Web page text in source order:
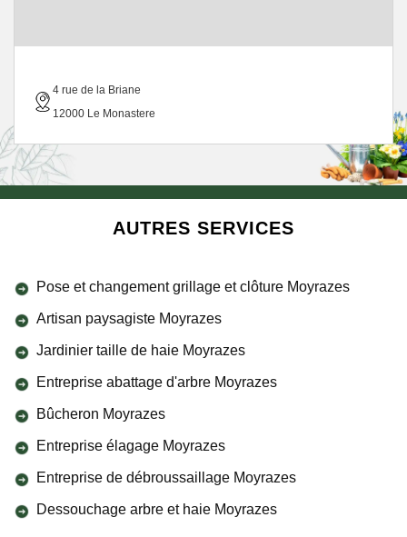
4 rue de la Briane
12000 Le Monastere
AUTRES SERVICES
Pose et changement grillage et clôture Moyrazes
Artisan paysagiste Moyrazes
Jardinier taille de haie Moyrazes
Entreprise abattage d'arbre Moyrazes
Bûcheron Moyrazes
Entreprise élagage Moyrazes
Entreprise de débroussaillage Moyrazes
Dessouchage arbre et haie Moyrazes